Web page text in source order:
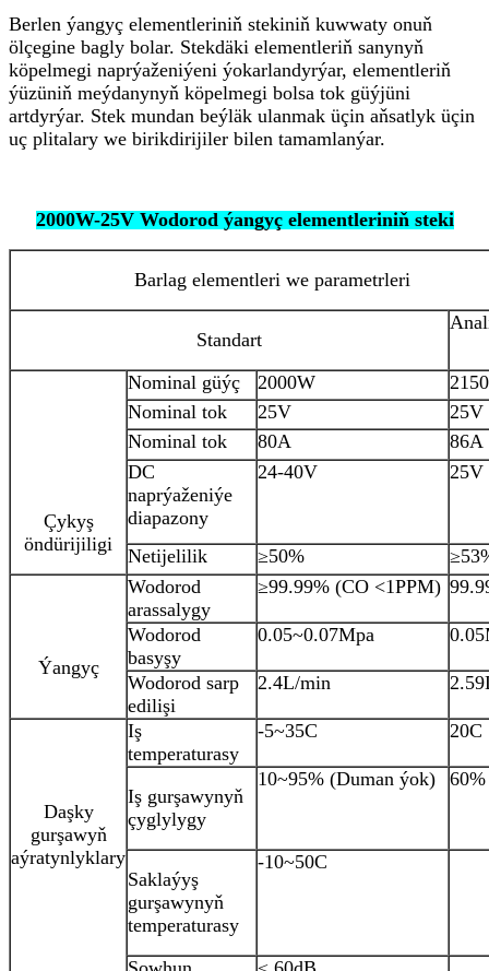
Berlen ýangyç elementleriniň stekiniň kuwwaty onuň
ölçegine bagly bolar. Stekdäki elementleriň sanynyň
köpelmegi naprýaženiýeni ýokarlandyrýar, elementleriň
ýüzüniň meýdanynyň köpelmegi bolsa tok güýjüni
artdyrýar. Stek mundan beýläk ulanmak üçin aňsatlyk üçin
uç plitalary we birikdirijiler bilen tamamlanýar.
2000W-25V Wodorod ýangyç elementleriniň steki
Barlag elementleri we parametrleri
Standart
Çykyş
öndürijiligi
Nominal güýç 2000W
Nominal tok
25V
25V
Nominal tok
80A
86A
DC
naprýaženiýe
diapazony
24-40V 25V
Netijelilik ≥50%
Ýangyç
Wodorod
arassalygy
≥99.99% (CO <1PPM)
Wodorod
basyşy
0.05~0.07Mpa
Wodorod sarp
edilişi
2.4L/min
Daşky
gurşawyň
aýratynlyklary
Iş
temperaturasy
-5~35C 20C
Iş gurşawynyň
çyglylygy
10~95% (Duman ýok) 60%
Saklaýyş
gurşawynyň
temperaturasy
-10~50C